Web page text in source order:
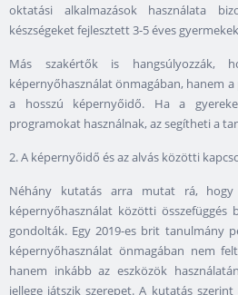
oktatási alkalmazások használata
készségeket fejlesztett 3-5 éves
Más szakértők is
képernyőhasználat önmagában, hanem
a hosszú képernyőidő. Ha a
programokat használnak, az segítheti a
2. A képernyőidő és az alvás közötti
Néhány kutatás arra mutat rá,
képernyőhasználat közötti
gondolták. Egy 2019-es brit tanulmány
képernyőhasználat önmagában nem
hanem inkább az eszközök
jellege játszik szerepet. A kutatás